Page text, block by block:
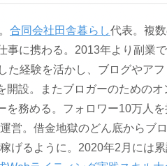
合同会社田舎暮らし代表。複
事に携わる。2013年より副業で
た経験を活かし、ブログやアフ
開設。またブロガーのためのオ
を務める。フォロワー10万人を
運営。借金地獄のどん底からブ
げるように。2020年2月には